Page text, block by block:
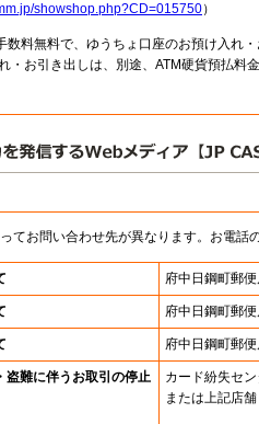
showshop.php?CD=015750）
数料無料で、ゆうちょ口座のお預け入れ
・お引き出しは、別途、ATM硬貨預払料
てお問い合わせ先が異なります。お電話
府中日鋼町郵
府中日鋼町郵
府中日鋼町郵
盗難に伴うお取引の停止
カード紛失セ
または上記店舗